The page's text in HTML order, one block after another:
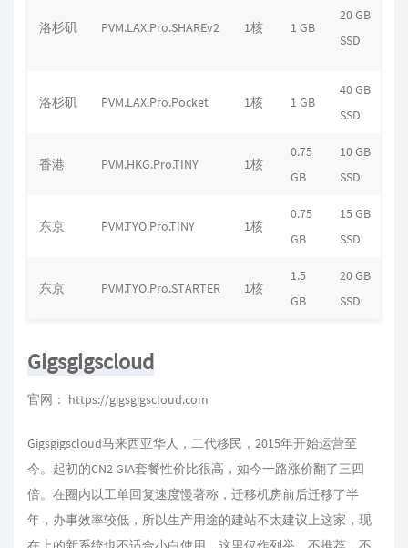
洛杉矶 PVM.LAX.Pro.SHAREv2 1核 1 GB
20 GB
SSD
洛杉矶 PVM.LAX.Pro.Pocket 1核 1 GB
40 GB
SSD
香港 PVM.HKG.Pro.TINY 1核
0.75
GB
10 GB
SSD
东京 PVM.TYO.Pro.TINY 1核
0.75
GB
15 GB
SSD
东京 PVM.TYO.Pro.STARTER 1核
1.5
GB
20 GB
SSD
Gigsgigscloud
官网： https://gigsgigscloud.com
Gigsgigscloud马来西亚华人，二代移民，2015年开始运营至
今。起初的CN2 GIA套餐性价比很高，如今一路涨价翻了三四
倍。在圈内以工单回复速度慢著称，迁移机房前后迁移了半
年，办事效率较低，所以生产用途的建站不太建议上这家，现